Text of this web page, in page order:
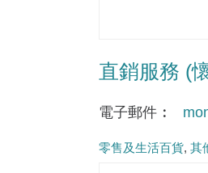
直銷服務 (
電子郵件
零售及生活百貨 其